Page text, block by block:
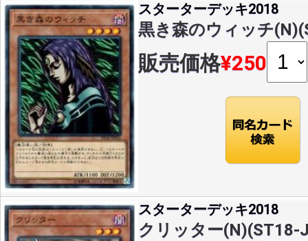
スターターデッキ2018
黒き森のウィッチ
販売価格¥250
スターターデッキ2018
クリッター(N)(ST18-